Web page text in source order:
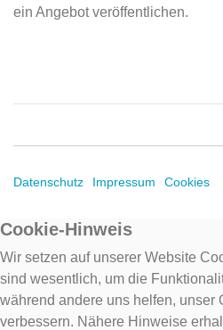
ein Angebot veröffentlichen.
Datenschutz Impressum Cookies
Cookie-Hinweis
Wir setzen auf unserer Website
sind wesentlich, um die
während andere uns helfen, unser
verbessern. Nähere Hinweise